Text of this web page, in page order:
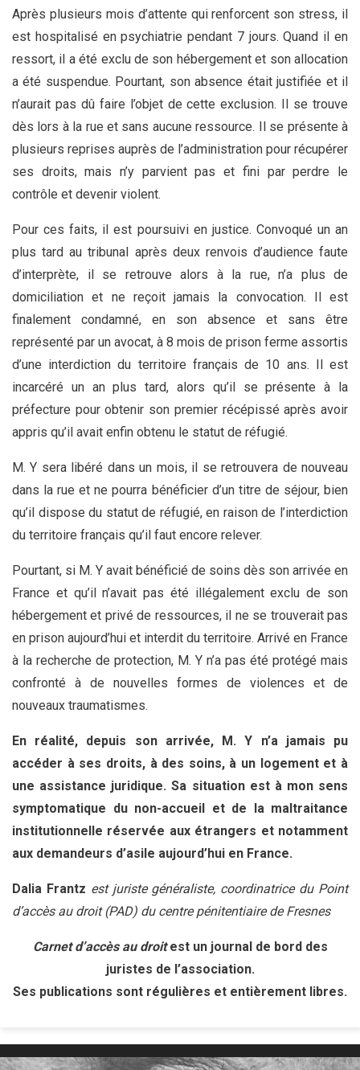
Après plusieurs mois d’attente qui renforcent son stress, il
est hospitalisé en psychiatrie pendant 7 jours. Quand il en
ressort, il a été exclu de son hébergement et son allocation
a été suspendue. Pourtant, son absence était justifiée et il
n’aurait pas dû faire l’objet de cette exclusion. Il se trouve
dès lors à la rue et sans aucune ressource. Il se présente à
plusieurs reprises auprès de l’administration pour récupérer
ses droits, mais n’y parvient pas et fini par perdre le
contrôle et devenir violent.
Pour ces faits, il est poursuivi en justice. Convoqué un an
plus tard au tribunal après deux renvois d’audience faute
d’interprète, il se retrouve alors à la rue, n’a plus de
domiciliation et ne reçoit jamais la convocation. Il est
finalement condamné, en son absence et sans être
représenté par un avocat, à 8 mois de prison ferme assortis
d’une interdiction du territoire français de 10 ans. Il est
incarcéré un an plus tard, alors qu’il se présente à la
préfecture pour obtenir son premier récépissé après avoir
appris qu’il avait enfin obtenu le statut de réfugié.
M. Y sera libéré dans un mois, il se retrouvera de nouveau
dans la rue et ne pourra bénéficier d’un titre de séjour, bien
qu’il dispose du statut de réfugié, en raison de l’interdiction
du territoire français qu’il faut encore relever.
Pourtant, si M. Y avait bénéficié de soins dès son arrivée en
France et qu’il n’avait pas été illégalement exclu de son
hébergement et privé de ressources, il ne se trouverait pas
en prison aujourd’hui et interdit du territoire. Arrivé en France
à la recherche de protection, M. Y n’a pas été protégé mais
confronté à de nouvelles formes de violences et de
nouveaux traumatismes.
En réalité, depuis son arrivée, M. Y n’a jamais pu
accéder à ses droits, à des soins, à un logement et à
une assistance juridique. Sa situation est à mon sens
symptomatique du non-accueil et de la maltraitance
institutionnelle réservée aux étrangers et notamment
aux demandeurs d’asile aujourd’hui en France.
Dalia Frantz est juriste généraliste, coordinatrice du Point
d’accès au droit (PAD) du centre pénitentiaire de Fresnes
Carnet d’accès au droitest un journal de bord des
juristes de l’association.
Ses publications sont régulières et entièrement libres.